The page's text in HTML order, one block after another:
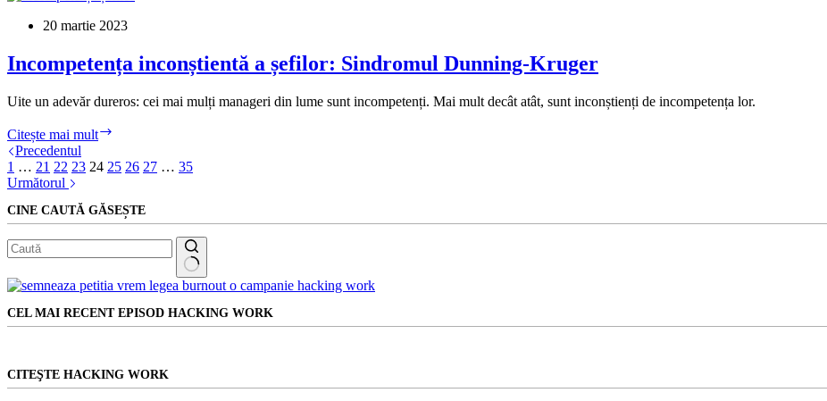
locul
muncă
influențează
și
și
copiilor
20 martie 2023
Incompetența inconștientă a șefilor: Sindromul Dunning-Kruger
Uite un adevăr dureros: cei mai mulți manageri din lume sunt incompetenți. Mai mult decât atât, sunt inconștienți de incompetența lor.
Citește mai mult
a
Dunning-
Kruger
Precedentul
1 … 21 22 23 24 25 26 27 … 35
Următorul
CINE CAUTĂ GĂSEȘTE
Niciun
CEL MAI RECENT EPISOD HACKING WORK
CITEŞTE HACKING WORK